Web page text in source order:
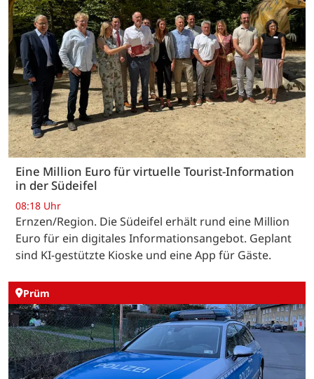
Eine Million Euro für virtuelle Tourist-Information
in der Südeifel
08:18 Uhr
Ernzen/Region. Die Südeifel erhält rund eine Million
Euro für ein digitales Informationsangebot. Geplant
sind KI-gestützte Kioske und eine App für Gäste.
Prüm